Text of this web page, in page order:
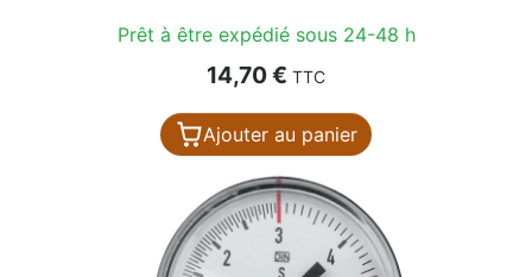
Prêt à être expédié sous 24-48 h
Prix
14,70 € TTC
Ajouter au panier